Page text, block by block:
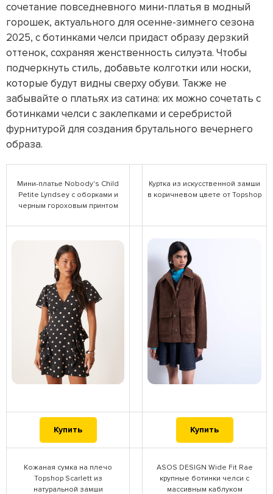
сочетание повседневного мини-платья в модный
горошек, актуального для осенне-зимнего сезона
2025, с ботинками челси придаст образу дерзкий
оттенок, сохраняя женственность силуэта. Чтобы
подчеркнуть стиль, добавьте колготки или носки,
которые будут видны сверху обуви. Также не
забывайте о платьях из сатина: их можно сочетать с
ботинками челси с заклепками и серебристой
фурнитурой для создания брутального вечернего
образа.
Мини-платье Nobody's Child
Petite Lyndsey с оборками и
черным гороховым принтом
Куртка из искусственной замши
в коричневом цвете от Topshop
Купить Купить
Кожаная сумка на плечо
Topshop Scarlett из
натуральной замши
ASOS DESIGN Wide Fit Rae
крупные ботинки челси с
массивным каблуком